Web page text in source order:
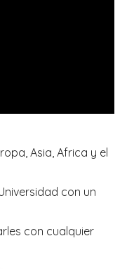
Asia, Africa y el
con un
con cualquier